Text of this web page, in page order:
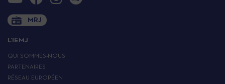
MRJ
L’IEMJ
QUI SOMMES-NOUS
PARTENAIRES
RÉSEAU EUROPÉEN